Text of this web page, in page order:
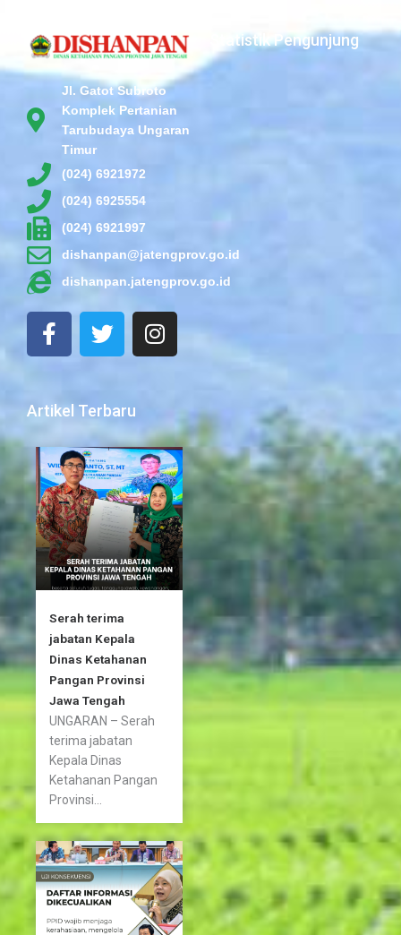
Jl. Gatot Subroto
Komplek Pertanian
Tarubudaya Ungaran
Timur
(024) 6921972
(024) 6925554
(024) 6921997
dishanpan@jatengprov.go.id
dishanpan.jatengprov.go.id
F
a
b
o
k
-
f
T
w
t
r
I
n
g
r
a
m
Statistik Pengunjung
Artikel Terbaru
Serah terima
jabatan Kepala
Dinas Ketahanan
Pangan Provinsi
Jawa Tengah
UNGARAN – Serah
terima jabatan
Kepala Dinas
Ketahanan Pangan
Provinsi...